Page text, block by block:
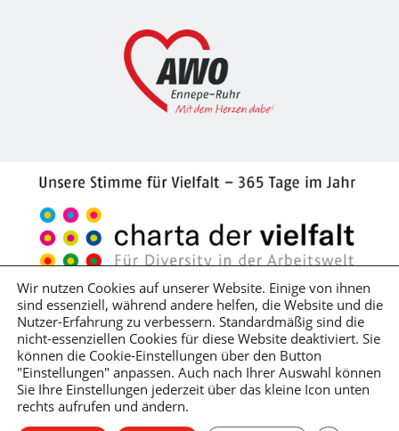
Impressum
Datenschutzerklärung
Hinweisgeber*innenschutzgesetz
Lieferkettensorgfaltspflichtengesetz
Wir nutzen Cookies auf unserer Website. Einige von ihnen
sind essenziell, während andere helfen, die Website und die
Nutzer-Erfahrung zu verbessern. Standardmäßig sind die
nicht-essenziellen Cookies für diese Website deaktiviert. Sie
können die Cookie-Einstellungen über den Button
"Einstellungen" anpassen. Auch nach Ihrer Auswahl können
Sie Ihre Einstellungen jederzeit über das kleine Icon unten
rechts aufrufen und ändern.